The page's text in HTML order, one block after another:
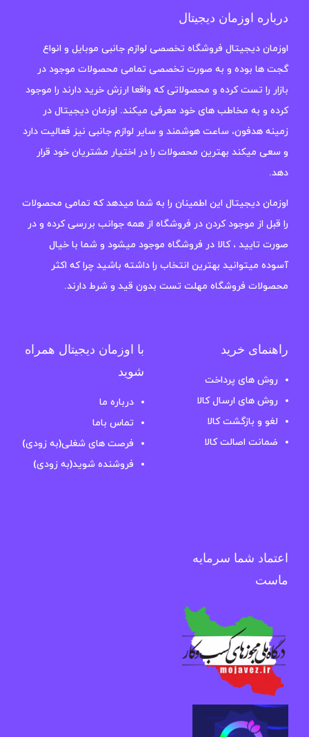
درباره اوزمان دیجیتال
اوزمان دیجیتال فروشگاه تخصصی لوازم جانبی موبایل و انواع
گجت ها بوده و به صورت تخصصی تمامی محصولات موجود در
بازار را تست کرده و محصولاتی که واقعا ارزش خرید دارند را موجود
کرده و به مخاطب های خود معرفی میکند. اوزمان دیجیتال در
زمینه هدفون، ساعت هوشمند و سایر لوازم جانبی نیز فعالیت دارد
و سعی میکند بهترین محصولات را در اختیار مشتریان خود قرار
دهد.
اوزمان دیجیتال این اطمینان را به شما میدهد که تمامی محصولات
را قبل از موجود کردن در فروشگاه از همه جوانب بررسی کرده و در
صورت تایید ، کالا در فروشگاه موجود میشود و شما با خیال
آسوده میتوانید بهترین انتخاب را داشته باشید چرا که اکثر
محصولات فروشگاه مهلت تست بدون قید و شرط دارند.
راهنمای خرید
روش های پرداخت
روش های ارسال کالا
لغو و بازگشت کالا
ضمانت اصالت کالا
با اوزمان دیجیتال همراه
شوید
درباره ما
تماس باما
فرصت های شغلی(به زودی)
فروشنده شوید(به زودی)
اعتماد شما سرمایه
ماست